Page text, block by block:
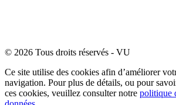
© 2026 Tous droits réservés - VU
Ce site utilise des cookies afin d’améliorer
navigation. Pour plus de détails, ou pour
ces cookies, veuillez consulter notre politique